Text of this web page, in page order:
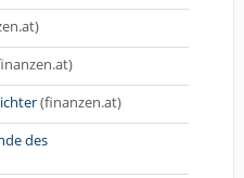
(finanzen.at)
des